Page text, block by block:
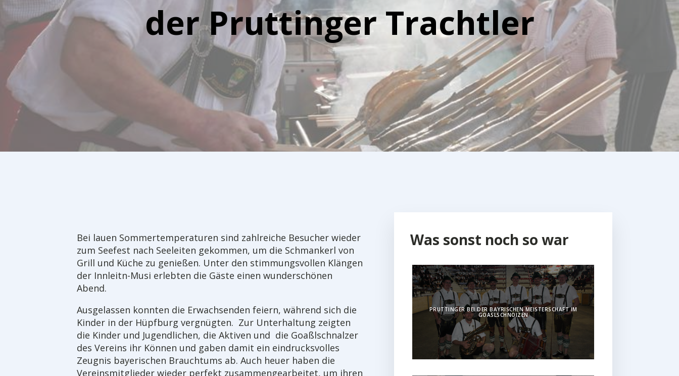
der Pruttinger Trachtler
Bei lauen Sommertemperaturen sind zahlreiche Besucher wieder
zum Seefest nach Seeleiten gekommen, um die Schmankerl von
Grill und Küche zu genießen. Unter den stimmungsvollen Klängen
der Innleitn-Musi erlebten die Gäste einen wunderschönen
Abend.
Ausgelassen konnten die Erwachsenden feiern, während sich die
Kinder in der Hüpfburg vergnügten. Zur Unterhaltung zeigten
die Kinder und Jugendlichen, die Aktiven und die Goaßlschnalzer
des Vereins ihr Können und gaben damit ein eindrucksvolles
Zeugnis bayerischen Brauchtums ab. Auch heuer haben die
Vereinsmitglieder wieder perfekt zusammengearbeitet, um ihren
Was sonst noch so war
PRUTTINGER BEI DER BAYRISCHEN MEISTERSCHAFT IM
GOASLSCHNOIZEN